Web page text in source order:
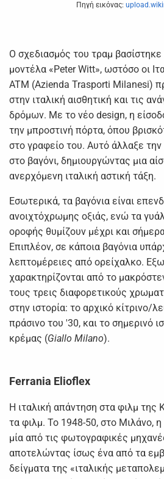
Πηγή εικόνας:
Ο σχεδιασμός του τραμ βασίστηκε
μοντέλα «Peter Witt», ωστόσο οι
ATM (Azienda Trasporti Milanesi)
στην ιταλική αισθητική και τις
δρόμων. Με το νέο design, η
την μπροστινή πόρτα, όπου
στο γραφείο του. Αυτό άλλαξε
στο βαγόνι, δημιουργώντας μια
ανερχόμενη ιταλική αστική τάξη.
Εσωτερικά, τα βαγόνια είναι
ανοιχτόχρωμης οξιάς, ενώ τα
οροφής θυμίζουν μέχρι και
Επιπλέον, σε κάποια βαγόνια
λεπτομέρειες από ορείχαλκο.
χαρακτηρίζονται από το
τους τρεις διαφορετικούς
στην ιστορία: το αρχικό κίτρινο/
πράσινο του '30, και το σημερινό
κρέμας (Giallo Milano).
Ferrania Elioflex
Η ιταλική απάντηση στα φιλμ της
τα φιλμ. Το 1948-50, στο Μιλάνο, η
μία από τις φωτογραφικές
αποτελώντας ίσως ένα από τα
δείγματα της «ιταλικής